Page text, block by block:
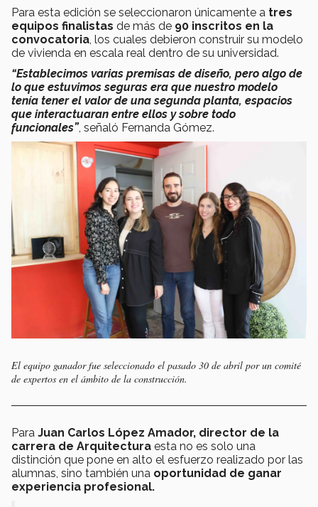
Para esta edición se seleccionaron únicamente a tres
equipos finalistas de más de 90 inscritos en la
convocatoria, los cuales debieron construir su modelo
de vivienda en escala real dentro de su universidad.
“Establecimos varias premisas de diseño, pero algo de
lo que estuvimos seguras era que nuestro modelo
tenía tener el valor de una segunda planta, espacios
que interactuaran entre ellos y sobre todo
funcionales”, señaló Fernanda Gómez.
El equipo ganador fue seleccionado el pasado 30 de abril por un comité
de expertos en el ámbito de la construcción.
Para Juan Carlos López Amador, director de la
carrera de Arquitectura esta no es solo una
distinción que pone en alto el esfuerzo realizado por las
alumnas, sino también una oportunidad de ganar
experiencia profesional.